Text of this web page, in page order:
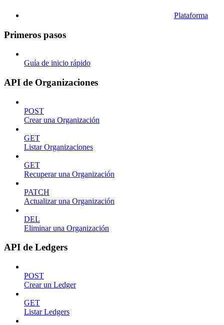
Plataforma
Primeros pasos
Guía de inicio rápido
API de Organizaciones
POST
Crear una Organización
GET
Listar Organizaciones
GET
Recuperar una Organización
PATCH
Actualizar una Organización
DEL
Eliminar una Organización
API de Ledgers
POST
Crear un Ledger
GET
Listar Ledgers